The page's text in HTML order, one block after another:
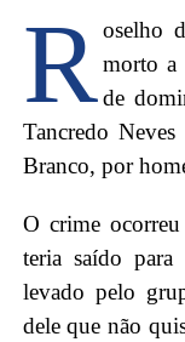
R oselho
morto a
de
Tancredo
Branco, por
O crime
teria saído
levado pelo
dele que não